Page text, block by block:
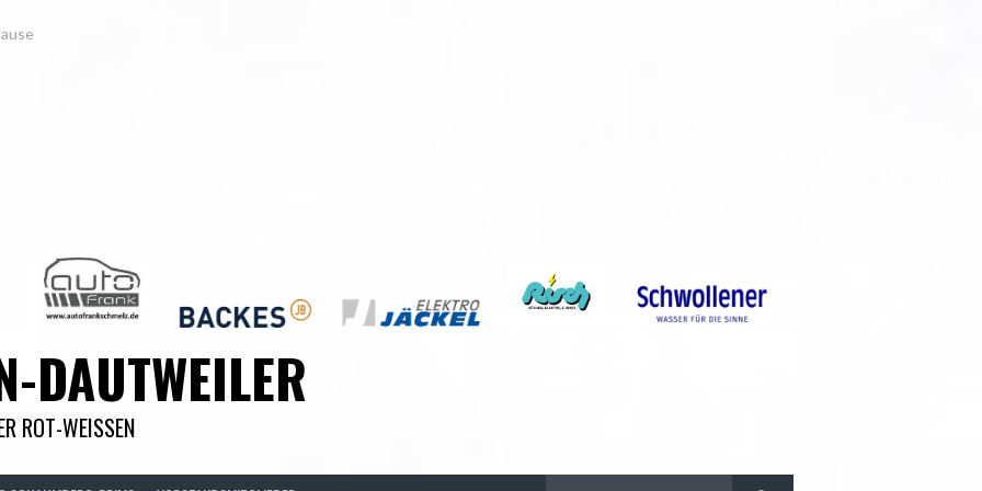
DAUTWEILER
ROT-WEISSEN
Suchen